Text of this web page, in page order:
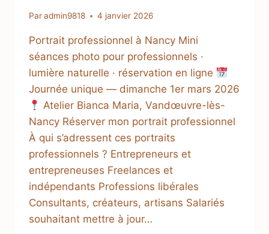
Paradmin9818 4 janvier 2026
Portrait professionnel à Nancy Mini
séances photo pour professionnels ·
lumière naturelle · réservation en ligne
Journée unique — dimanche 1er mars 2026
Atelier Bianca Maria, Vandœuvre-lès-
Nancy Réserver mon portrait professionnel
À qui s’adressent ces portraits
professionnels ? Entrepreneurs et
entrepreneuses Freelances et
indépendants Professions libérales
Consultants, créateurs, artisans Salariés
souhaitant mettre à jour…